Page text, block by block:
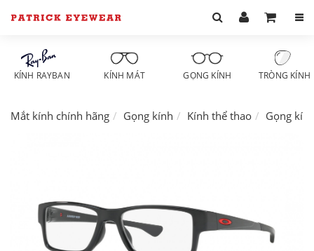
KÍNH RAYBAN KÍNH MÁT GỌNG KÍNH TRÒNG KÍNH
Mắt kính chính hãng Gọng kính Kính thể thao Gọng